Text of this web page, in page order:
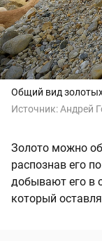
Общий вид
Источник:Андрей
Золото можно
распознав его
добывают его в
который